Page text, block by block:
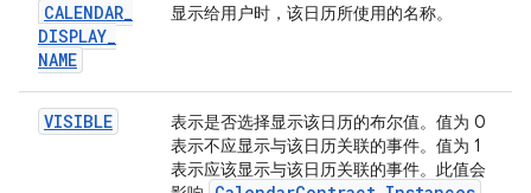
CALENDAR_
DISPLAY_
NAME
显示给用户时，该日历所使用的名称。
VISIBLE
表示是否选择显示该日历的布尔值。值为 0
表示不应显示与该日历关联的事件。值为 1
表示应该显示与该日历关联的事件。此值会